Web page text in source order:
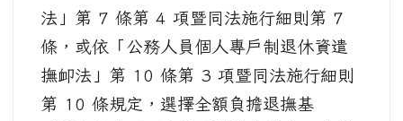
法」第 7 條第 4 項暨同法施行細則第 7
條，或依「公務人員個人專戶制退休資遣
撫卹法」第 10 條第 3 項暨同法施行細則
第 10 條規定，選擇全額負擔退撫基